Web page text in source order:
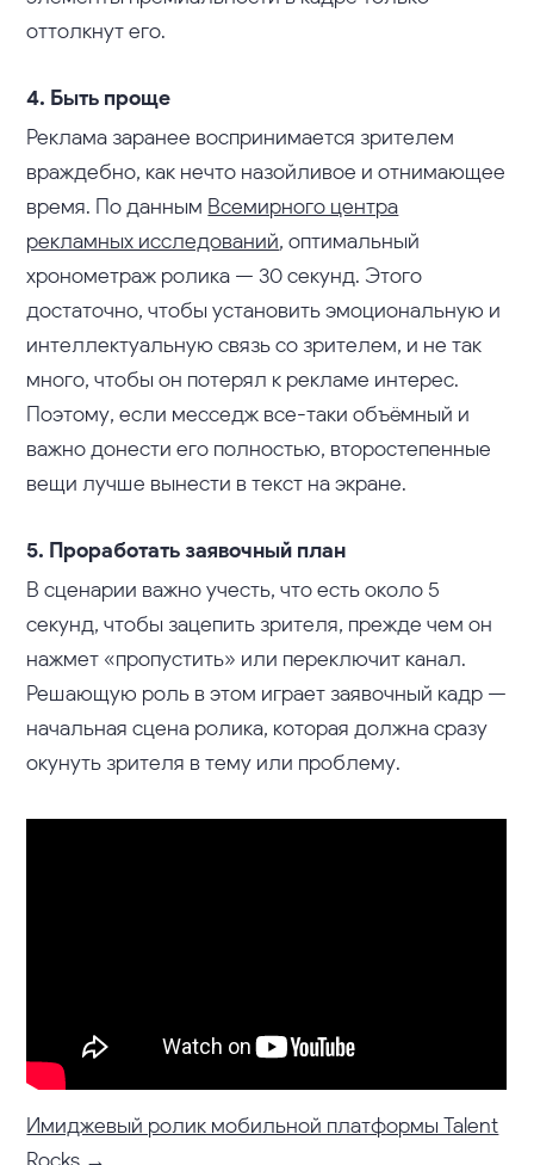
оттолкнут его.
4. Быть проще
Реклама заранее воспринимается зрителем
враждебно, как нечто назойливое и отнимающее
время. По данным Всемирного центра
рекламных исследований, оптимальный
хронометраж ролика — 30 секунд. Этого
достаточно, чтобы установить эмоциональную и
интеллектуальную связь со зрителем, и не так
много, чтобы он потерял к рекламе интерес.
Поэтому, если месседж все-таки объёмный и
важно донести его полностью, второстепенные
вещи лучше вынести в текст на экране.
5. Проработать заявочный план
В сценарии важно учесть, что есть около 5
секунд, чтобы зацепить зрителя, прежде чем он
нажмет «пропустить» или переключит канал.
Решающую роль в этом играет заявочный кадр —
начальная сцена ролика, которая должна сразу
окунуть зрителя в тему или проблему.
Имиджевый ролик мобильной платформы Talent